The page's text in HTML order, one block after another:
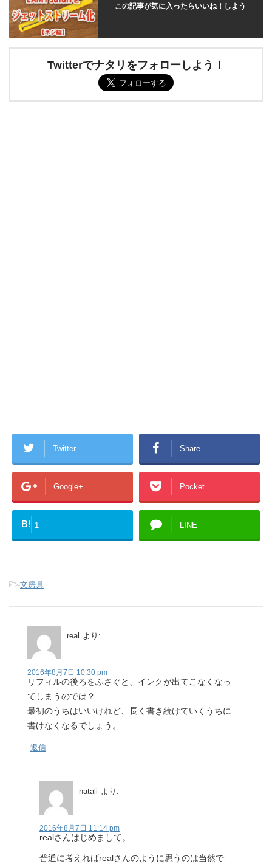
この記事が気に入ったらいいね！しよう
Twitterでナタリをフォローしよう！
Twitter Share
Google+ Pocket
B! 1 LINE
-文房具
real より:
2016年8月7日 10:30 pm
リフィルの後ろをふさぐと、インクが出てこなくなっ
てしまうのでは？
最初のうちはいいけれど、長く書き続けていくうちに
書けなくなるでしょう。
返信
natali より:
2016年8月7日 11:14 pm
realさんはじめまして。
普通に考えればrealさんのように思うのは当然で